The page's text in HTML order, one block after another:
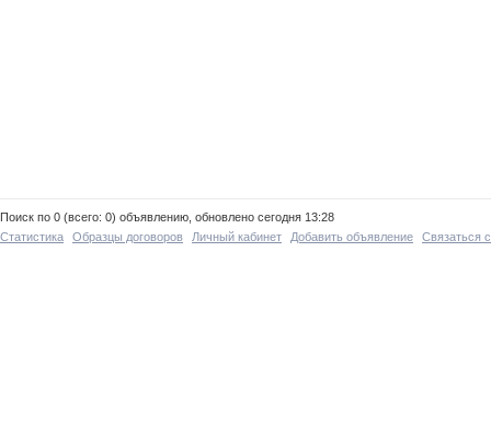
Поиск по 0 (всего: 0) объявлению, обновлено сегодня 13:28
Статистика
Образцы договоров Личный кабинет Добавить объявление Связаться